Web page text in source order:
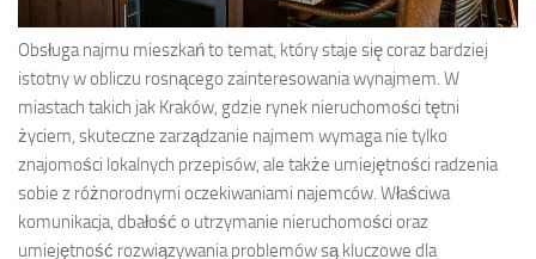
Obsługa najmu mieszkań to temat, który staje się coraz bardziej
istotny w obliczu rosnącego zainteresowania wynajmem. W
miastach takich jak Kraków, gdzie rynek nieruchomości tętni
życiem, skuteczne zarządzanie najmem wymaga nie tylko
znajomości lokalnych przepisów, ale także umiejętności radzenia
sobie z różnorodnymi oczekiwaniami najemców. Właściwa
komunikacja, dbałość o utrzymanie nieruchomości oraz
umiejętność rozwiązywania problemów są kluczowe dla